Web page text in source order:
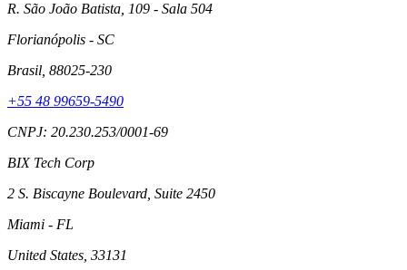
R. São João Batista, 109 - Sala 504
Florianópolis - SC
Brasil , 88025-230
+55 48 99659-5490
CNPJ: 20.230.253/0001-69
BIX Tech Corp
2 S. Biscayne Boulevard, Suite 2450
Miami - FL
United States , 33131